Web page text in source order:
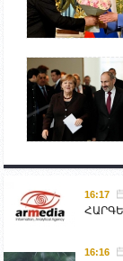
16:17
16:16